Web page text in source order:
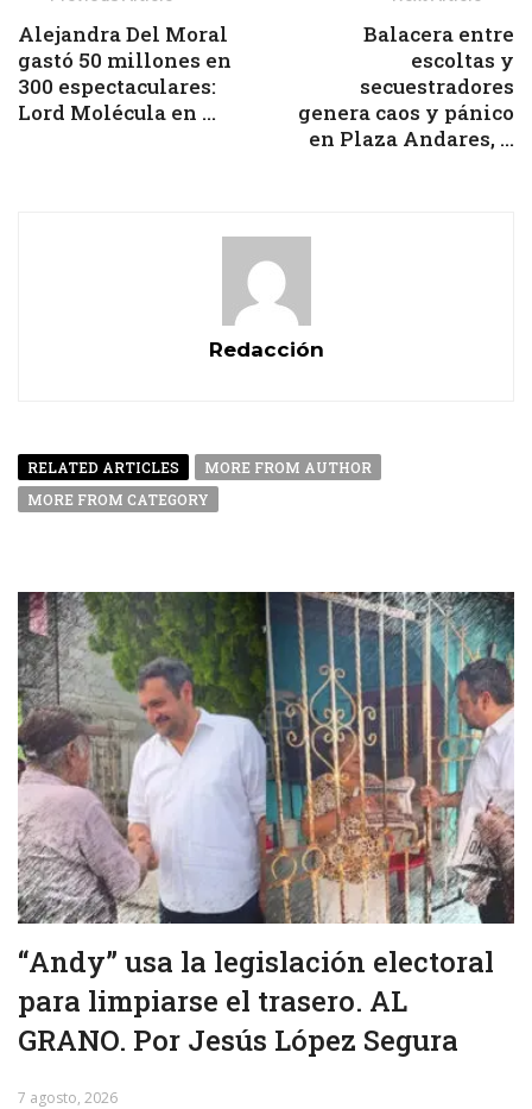
Alejandra Del Moral
gastó 50 millones en
300 espectaculares:
Lord Molécula en ...
Balacera entre
escoltas y
secuestradores
genera caos y pánico
en Plaza Andares, ...
Redacción
RELATED ARTICLES
MORE FROM AUTHOR
MORE FROM CATEGORY
“Andy” usa la legislación electoral
para limpiarse el trasero. AL
GRANO. Por Jesús López Segura
7 agosto, 2026